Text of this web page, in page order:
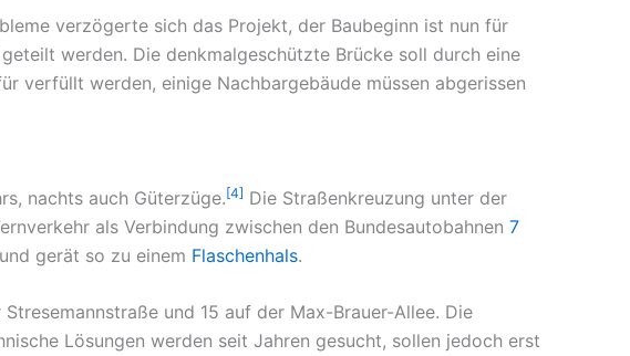
verzögerte sich das Projekt, der Baubeginn ist nun für
werden. Die denkmalgeschützte Brücke soll durch eine
verfüllt werden, einige Nachbargebäude müssen abgerissen
nachts auch Güterzüge.[4] Die Straßenkreuzung unter der
als Verbindung zwischen den Bundesautobahnen 7
gerät so zu einem Flaschenhals.
und 15 auf der Max-Brauer-Allee. Die
Lösungen werden seit Jahren gesucht, sollen jedoch erst